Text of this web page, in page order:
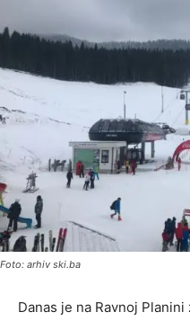
Foto: arhiv ski.ba
Danas je na Ravnoj